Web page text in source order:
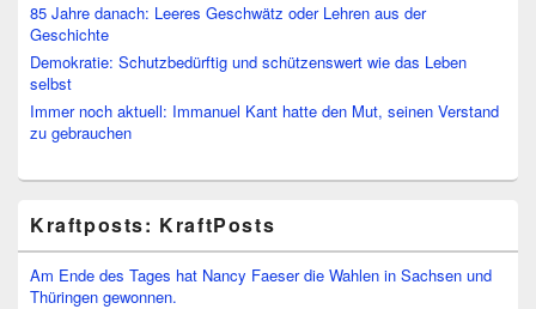
85 Jahre danach: Leeres Geschwätz oder Lehren aus der
Geschichte
Demokratie: Schutzbedürftig und schützenswert wie das Leben
selbst
Immer noch aktuell: Immanuel Kant hatte den Mut, seinen Verstand
zu gebrauchen
Kraftposts: KraftPosts
Am Ende des Tages hat Nancy Faeser die Wahlen in Sachsen und
Thüringen gewonnen.